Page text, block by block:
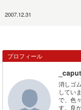
2007.12.31
プロフィール
消しゴ
してい
で、色
す。良